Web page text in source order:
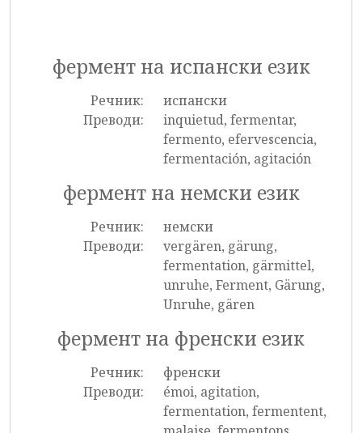
фермент на испански език
Речник:
испански
Преводи:
inquietud, fermentar,
fermento, efervescencia,
fermentación, agitación
фермент на немски език
Речник:
немски
Преводи:
vergären, gärung,
fermentation, gärmittel,
unruhe, Ferment, Gärung,
Unruhe, gären
фермент на френски език
Речник:
френски
Преводи:
émoi, agitation,
fermentation, fermentent,